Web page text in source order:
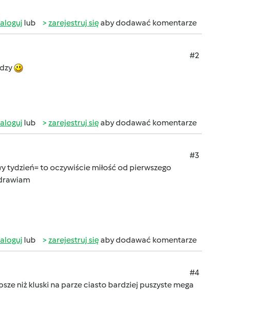
lub zarejestruj sięaby dodawać komentarze
#2
lub zarejestruj sięaby dodawać komentarze
#3
tydzień= to oczywiście miłość od pierwszego
lub zarejestruj sięaby dodawać komentarze
#4
niż kluski na parze ciasto bardziej puszyste mega